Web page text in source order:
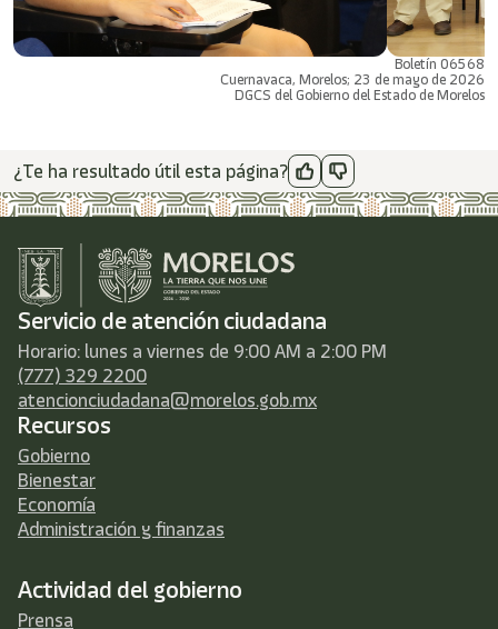
Boletín 06568
Cuernavaca, Morelos; 23 de mayo de 2026
DGCS del Gobierno del Estado de Morelos
¿Te ha resultado útil esta página?
Servicio de atención ciudadana
Horario: lunes a viernes de 9:00 AM a 2:00 PM
(777) 329 2200
atencionciudadana@morelos.gob.mx
Recursos
Gobierno
Bienestar
Economía
Administración y finanzas
Actividad del gobierno
Prensa